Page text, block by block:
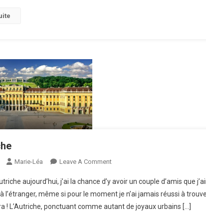
Marie-Léa Leave A CommentOn
L’Autriche
aujourd’hui, j’ai la chance d’y avoir un couple d’amis que
l’étranger, même si pour le moment je n’ai jamais réussi à
! L’Autriche, ponctuant comme autant de joyaux urbains […]